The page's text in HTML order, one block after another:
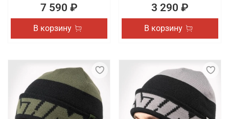
7 590 ₽
В корзину
3 290 ₽
В корзину